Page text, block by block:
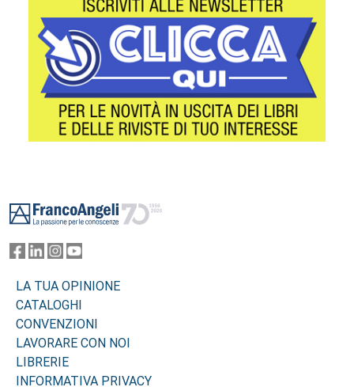
LA TUA OPINIONE
CATALOGHI
CONVENZIONI
LAVORARE CON NOI
LIBRERIE
INFORMATIVA PRIVACY